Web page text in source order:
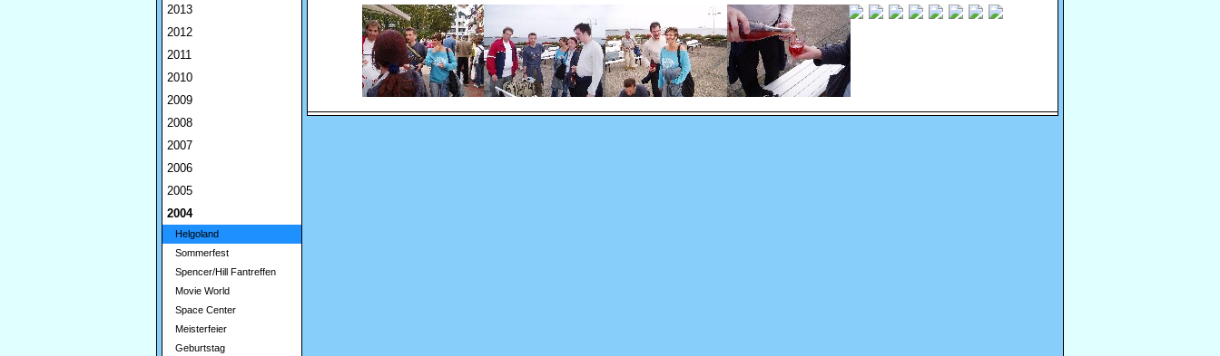
2013
2012
2011
2010
2009
2008
2007
2006
2005
2004
Helgoland
Sommerfest
Spencer/Hill Fantreffen
Movie World
Space Center
Meisterfeier
Geburtstag